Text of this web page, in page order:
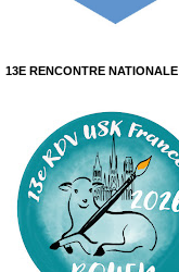
13E RENCONTRE NATIONALE